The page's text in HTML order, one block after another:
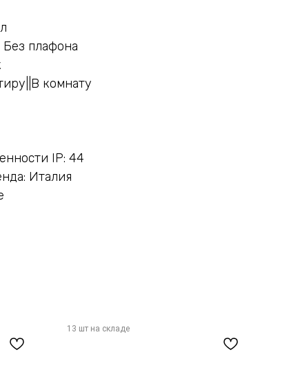
плафона
комнату
IP: 44
Италия